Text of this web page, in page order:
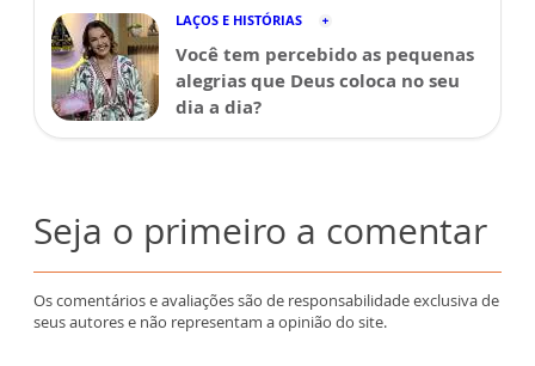
LAÇOS E HISTÓRIAS
Você tem percebido as pequenas
alegrias que Deus coloca no seu
dia a dia?
Seja o primeiro a comentar
Os comentários e avaliações são de responsabilidade exclusiva de
seus autores e não representam a opinião do site.